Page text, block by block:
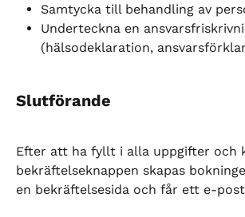
Samtycka till behandling av
Underteckna en
(hälsodeklaration,
Slutförande
Efter att ha fyllt i alla uppgifter och
bekräftelseknappen skapas
en bekräftelsesida och får ett e-